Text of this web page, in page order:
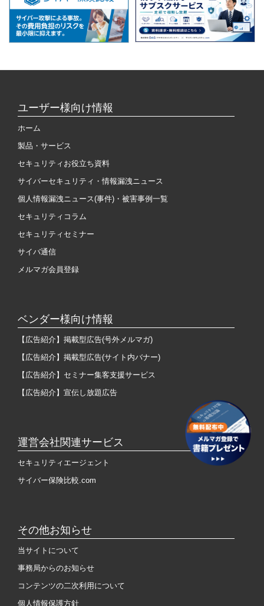
ユーザー様向け情報
ホーム
製品・サービス
セキュリティお役立ち資料
サイバーセキュリティ・情報漏洩ニュース
個人情報漏洩ニュース(事件)・被害事例一覧
セキュリティコラム
セキュリティセミナー
サイバ通信
メルマガ会員登録
ベンダー様向け情報
【広告紹介】掲載型広告(号外メルマガ)
【広告紹介】掲載型広告(サイト内バナー)
【広告紹介】セミナー集客支援サービス
【広告紹介】宣伝し放題広告
運営会社関連サービス
セキュリティエージェント
サイバー保険比較.com
その他お知らせ
当サイトについて
事務局からのお知らせ
コンテンツの二次利用について
個人情報保護方針